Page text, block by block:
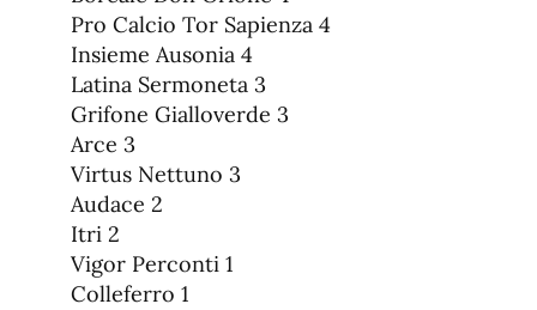
Pro Calcio Tor Sapienza 4
Insieme Ausonia 4
Latina Sermoneta 3
Grifone Gialloverde 3
Arce 3
Virtus Nettuno 3
Audace 2
Itri 2
Vigor Perconti 1
Colleferro 1